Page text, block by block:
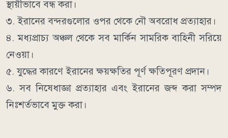
স্থায়ীভাবে বন্ধ করা।
৩. ইরানের বন্দরগুলোর ওপর থেকে নৌ অবরোধ প্রত্যাহার।
৪. মধ্যপ্রাচ্য অঞ্চল থেকে সব মার্কিন সামরিক বাহিনী সরিয়ে
নেওয়া।
৫. যুদ্ধের কারণে ইরানের ক্ষয়ক্ষতির পূর্ণ ক্ষতিপূরণ প্রদান।
৬. সব নিষেধাজ্ঞা প্রত্যাহার এবং ইরানের জব্দ করা সম্পদ
নিঃশর্তভাবে মুক্ত করা।